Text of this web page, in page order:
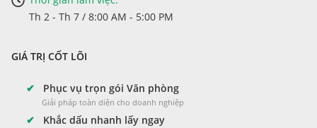
Th 2 - Th 7 / 8:00 AM - 5:00 PM
GIÁ TRỊ CỐT LÕI
✔ Phục vụ trọn gói Văn phòng
Giải pháp toàn diện cho doanh nghiệp
✔ Khắc dấu nhanh lấy ngay